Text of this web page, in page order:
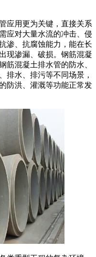
应用更为关键，直接关系
应对大量水流的冲击、侵
渗、抗腐蚀能力，能在长
现渗漏、破损。钢筋混凝
筋混凝土排水管的防水、
排水、排污等不同场景，
防洪、灌溉等功能正常发